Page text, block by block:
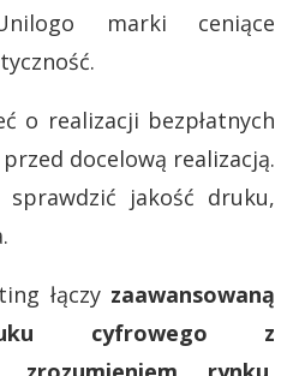
marki ceniące
o realizacji bezpłatnych
docelową realizacją.
jakość druku,
łączy zaawansowaną
cyfrowego z